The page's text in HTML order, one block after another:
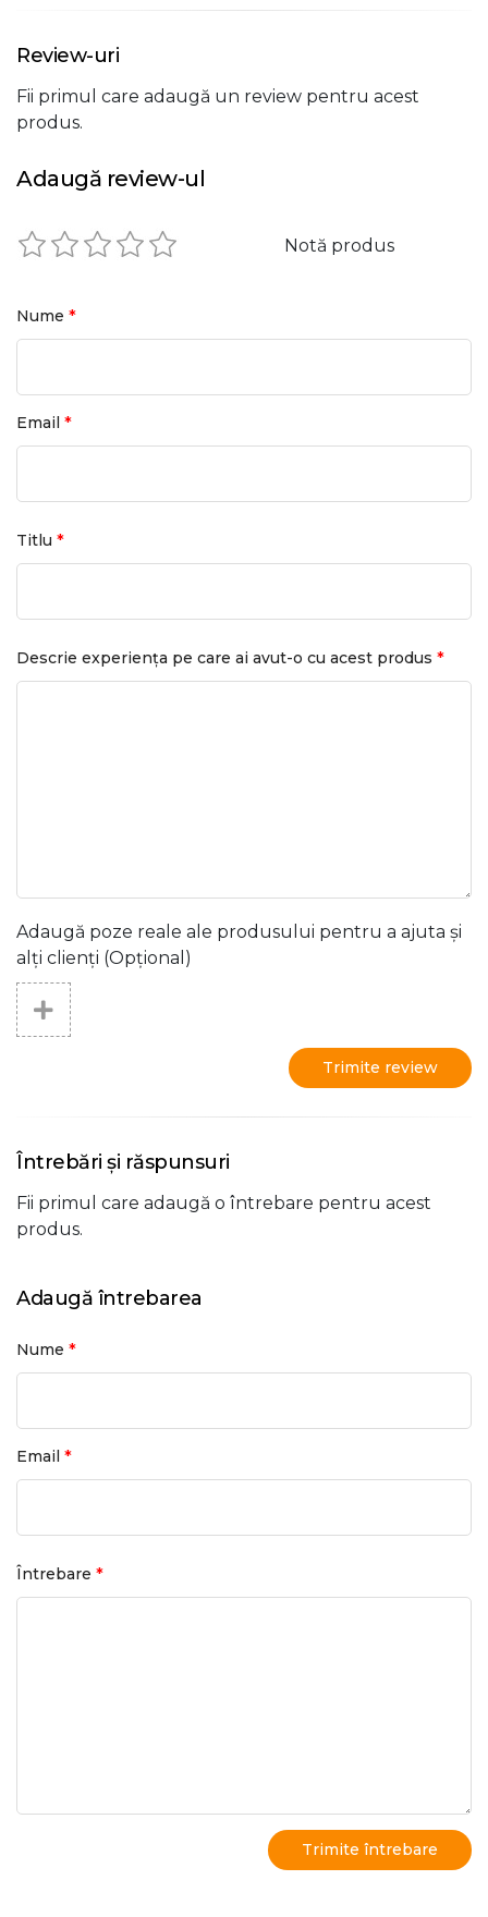
Review-uri
Fii primul care adaugă un review pentru acest
produs.
Adaugă review-ul
Notă produs
Nume *
Email *
Titlu *
Descrie experiența pe care ai avut-o cu acest produs *
Adaugă poze reale ale produsului pentru a ajuta și
alți clienți (Opțional)
Trimite review
Întrebări și răspunsuri
Fii primul care adaugă o întrebare pentru acest
produs.
Adaugă întrebarea
Nume *
Email *
Întrebare *